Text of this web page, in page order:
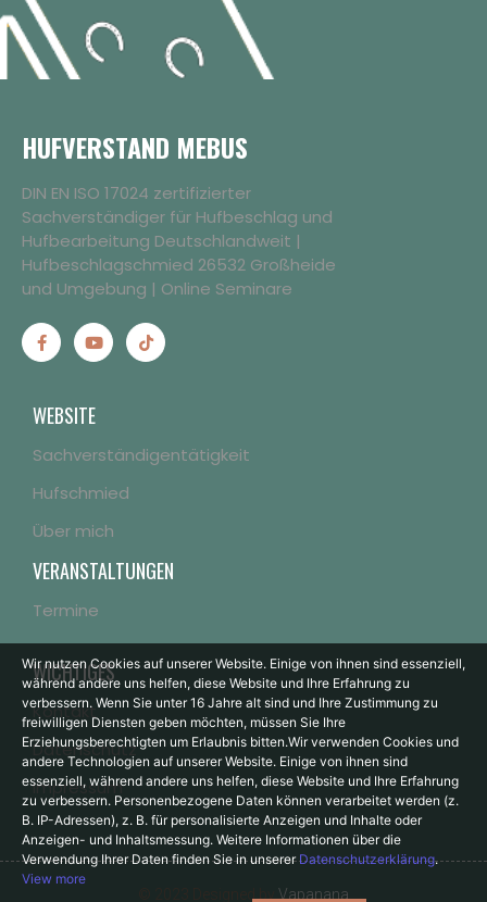
HUFVERSTAND MEBUS
DIN EN ISO 17024 zertifizierter
Sachverständiger für Hufbeschlag und
Hufbearbeitung Deutschlandweit |
Hufbeschlagschmied 26532 Großheide
und Umgebung | Online Seminare
WEBSITE
Sachverständigentätigkeit
Hufschmied
Über mich
VERANSTALTUNGEN
Termine
WICHTIGES
Kontakt
Datenschutz
Impressum
© 2023 Designed byVapanana
Wir nutzen Cookies auf unserer Website. Einige von ihnen sind essenziell,
während andere uns helfen, diese Website und Ihre Erfahrung zu
verbessern. Wenn Sie unter 16 Jahre alt sind und Ihre Zustimmung zu
freiwilligen Diensten geben möchten, müssen Sie Ihre
Erziehungsberechtigten um Erlaubnis bitten.Wir verwenden Cookies und
andere Technologien auf unserer Website. Einige von ihnen sind
essenziell, während andere uns helfen, diese Website und Ihre Erfahrung
zu verbessern. Personenbezogene Daten können verarbeitet werden (z.
B. IP-Adressen), z. B. für personalisierte Anzeigen und Inhalte oder
Anzeigen- und Inhaltsmessung. Weitere Informationen über die
Verwendung Ihrer Daten finden Sie in unsererDatenschutzerklärung.
View more